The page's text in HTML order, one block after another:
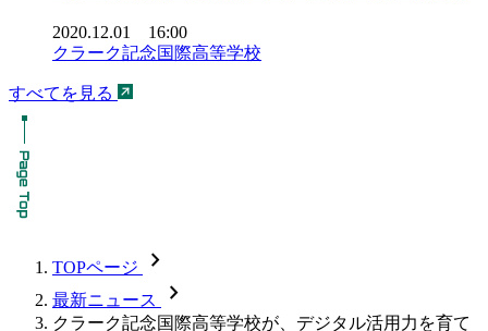
2020.12.01 16:00
クラーク記念国際高等学校
すべてを見る
TOPページ chevron_forward
最新ニュース chevron_forward
クラーク記念国際高等学校が、デジタル活用力を育て